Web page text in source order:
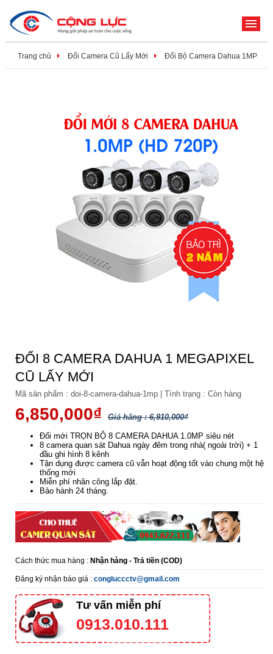
Trang chủ Đổi Camera Cũ Lấy Mới Đổi Bộ Camera Dahua 1MP
ĐỔI 8 CAMERA DAHUA 1 MEGAPIXEL
CŨ LẤY MỚI
Mã sản phẩm : doi-8-camera-dahua-1mp | Tình trạng : Còn hàng
6,850,000₫ Giá hãng : 6,910,000₫
Đổi mới TRỌN BỘ 8 CAMERA DAHUA 1.0MP siêu nét
8 camera quan sát Dahua ngày đêm trong nhà( ngoài trời) + 1
đầu ghi hình 8 kênh
Tận dụng được camera cũ vẫn hoạt động tốt vào chung một hệ
thống mới
Miễn phí nhân công lắp đặt.
Bảo hành 24 tháng.
Cách thức mua hàng : Nhận hàng - Trả tiền (COD)
Đăng ký nhận báo giá : congluccctv@gmail.com
Tư vấn miễn phí
0913.010.111